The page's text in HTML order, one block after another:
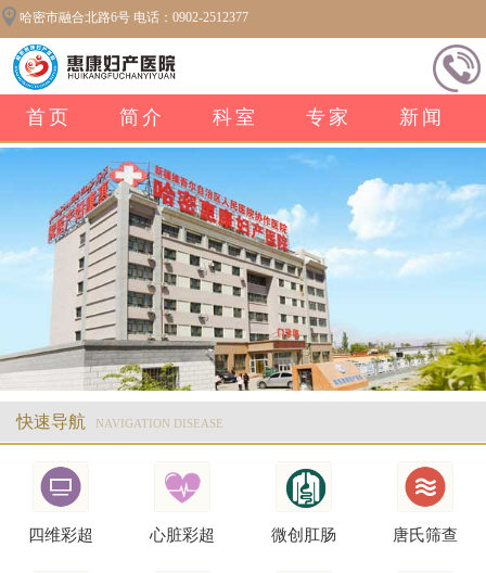
哈密市融合北路6号 电话：0902-2512377
首页 简介 科室 专家 新闻
快速导航 NAVIGATION DISEASE
四维彩超 心脏彩超 微创肛肠 唐氏筛查